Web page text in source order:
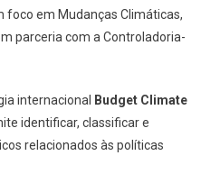
foco em Mudanças Climáticas,
parceria com a Controladoria-
internacional
Budget Climate
identificar, classificar e
relacionados às políticas